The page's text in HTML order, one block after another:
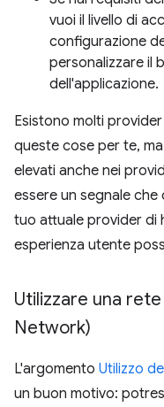
vuoi il livello di
configurazione
personalizzare il
dell'applicazione.
Esistono molti
queste cose per te,
elevati anche nei
essere un segnale
tuo attuale provider di
esperienza utente
Utilizzare una
Network)
L'argomento Utilizzo
un buon motivo: